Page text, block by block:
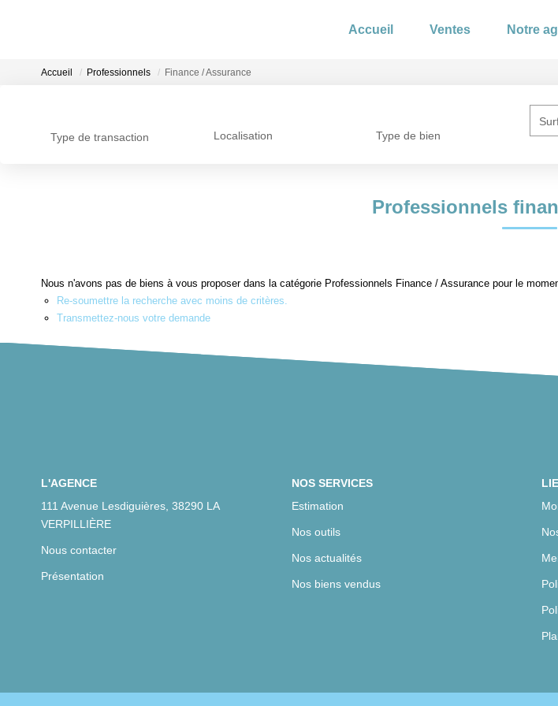
Accueil Ventes Notre
Accueil Professionnels Finance / Assurance
Type de transaction Localisation Type de bien
Professionnels
Nous n'avons pas de biens à vous proposer dans la catégorie Professionnels Finance / Assurance pour le
Re-soumettre la recherche avec moins de critères.
Transmettez-nous votre demande
L'AGENCE
111 Avenue Lesdiguières, 38290 LA
VERPILLIÈRE
Nous contacter
Présentation
NOS SERVICES
Estimation
Nos outils
Nos actualités
Nos biens vendus